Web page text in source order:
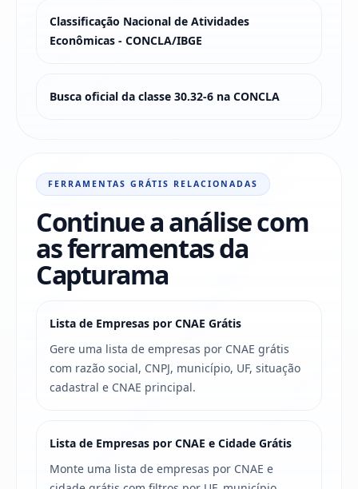
Classificação Nacional de Atividades
Econômicas - CONCLA/IBGE
Busca oficial da classe 30.32-6 na CONCLA
FERRAMENTAS GRÁTIS RELACIONADAS
Continue a análise com
as ferramentas da
Capturama
Lista de Empresas por CNAE Grátis
Gere uma lista de empresas por CNAE grátis
com razão social, CNPJ, município, UF, situação
cadastral e CNAE principal.
Lista de Empresas por CNAE e Cidade Grátis
Monte uma lista de empresas por CNAE e